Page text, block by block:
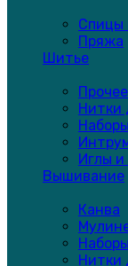
Спицы
Пряжа
Шитье
Нитки
Иглы и
Вышивание
Канва
Нитки